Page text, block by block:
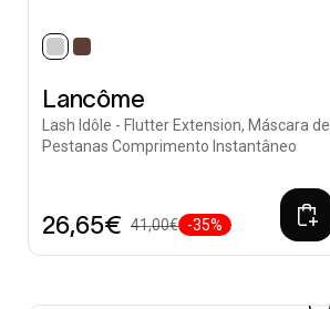
selected
Lancôme
Lash Idôle - Flutter Extension, Máscara de
Pestanas Comprimento Instantâneo
26,65€ 41,00€ -35%